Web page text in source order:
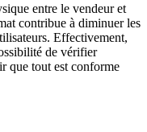
entre le vendeur et
contribue à diminuer les
Effectivement,
de vérifier
que tout est conforme